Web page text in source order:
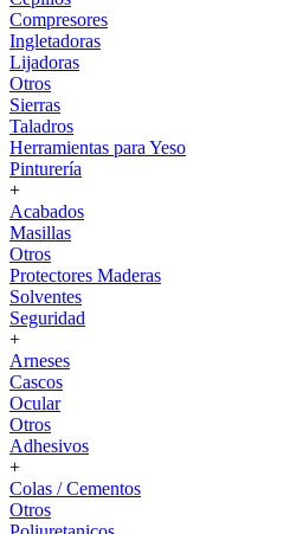
Compresores
Ingletadoras
Lijadoras
Otros
Sierras
Taladros
Herramientas para Yeso
Pinturería
+
Acabados
Masillas
Otros
Protectores Maderas
Solventes
Seguridad
+
Arneses
Cascos
Ocular
Otros
Adhesivos
+
Colas / Cementos
Otros